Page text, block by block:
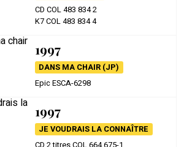
CD COL 483 834 2
K7 COL 483 834 4
1997
DANS MA CHAIR (JP)
Epic ESCA-6298
1997
JE VOUDRAIS LA CONNAÎTRE